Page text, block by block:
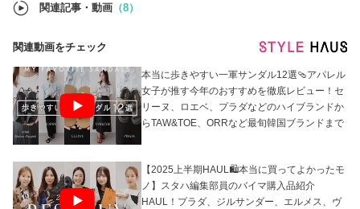
関連記事・動画 （8）
関連動画をチェック
本当に歩きやすい一軍サンダル12選🩴アパレル
女子が推す今年のおすすめを徹底レビュー！セ
リーヌ、ロエベ、プラダなどのハイブランドか
らTAW&TOE、ORRなど最旬韓国ブランドまで
【2025上半期HAUL🛍本当に買ってよかったモ
ノ】スタハ編集部員のバイマ購入品紹介
HAUL！プラダ、ジルサンダー、エルメス、ヴ